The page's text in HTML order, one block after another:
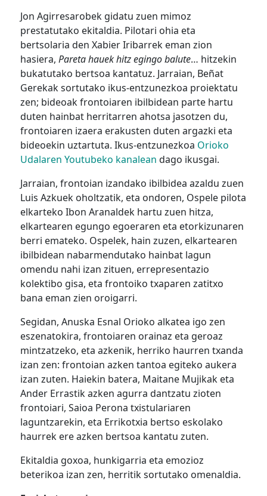
Jon Agirresarobek gidatu zuen mimoz
prestatutako ekitaldia. Pilotari ohia eta
bertsolaria den Xabier Iribarrek eman zion
hasiera,Pareta hauek hitz egingo balute… hitzekin
bukatutako bertsoa kantatuz. Jarraian, Beñat
Gerekak sortutako ikus-entzunezkoa proiektatu
zen; bideoak frontoiaren ibilbidean parte hartu
duten hainbat herritarren ahotsa jasotzen du,
frontoiaren izaera erakusten duten argazki eta
bideoekin uztartuta. Ikus-entzunezkoa Orioko
Udalaren Youtubeko kanalean dago ikusgai.
Jarraian, frontoian izandako ibilbidea azaldu zuen
Luis Azkuek oholtzatik, eta ondoren, Ospele pilota
elkarteko Ibon Aranaldek hartu zuen hitza,
elkartearen egungo egoeraren eta etorkizunaren
berri emateko. Ospelek, hain zuzen, elkartearen
ibilbidean nabarmendutako hainbat lagun
omendu nahi izan zituen, errepresentazio
kolektibo gisa, eta frontoiko txaparen zatitxo
bana eman zien oroigarri.
Segidan, Anuska Esnal Orioko alkatea igo zen
eszenatokira, frontoiaren orainaz eta geroaz
mintzatzeko, eta azkenik, herriko haurren txanda
izan zen: frontoian azken tantoa egiteko aukera
izan zuten. Haiekin batera, Maitane Mujikak eta
Ander Errastik azken agurra dantzatu zioten
frontoiari, Saioa Perona txistulariaren
laguntzarekin, eta Errikotxia bertso eskolako
haurrek ere azken bertsoa kantatu zuten.
Ekitaldia goxoa, hunkigarria eta emozioz
beterikoa izan zen, herritik sortutako omenaldia.